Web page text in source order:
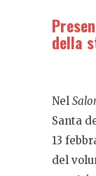
della
Nel
Santa
13
del